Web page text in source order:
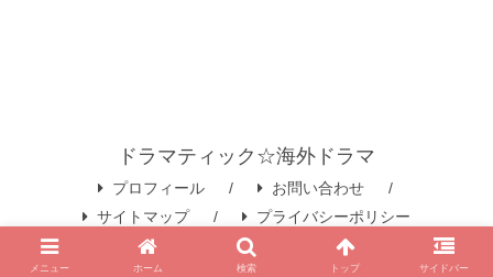
ドラマティック☆海外ドラマ
プロフィール
お問い合わせ
サイトマップ
プライバシーポリシー
© 2020 ドラマティック☆海外ドラマ.
メニュー ホーム 検索 トップ サイドバー